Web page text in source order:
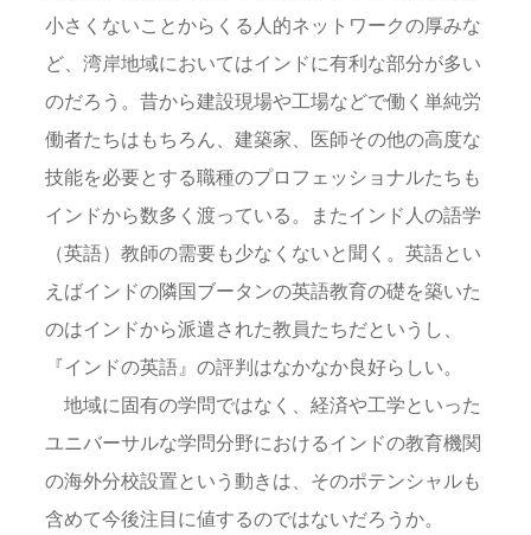
小さくないことからくる人的ネットワークの厚みな
ど、湾岸地域においてはインドに有利な部分が多い
のだろう。昔から建設現場や工場などで働く単純労
働者たちはもちろん、建築家、医師その他の高度な
技能を必要とする職種のプロフェッショナルたちも
インドから数多く渡っている。またインド人の語学
（英語）教師の需要も少なくないと聞く。英語とい
えばインドの隣国ブータンの英語教育の礎を築いた
のはインドから派遣された教員たちだというし、
『インドの英語』の評判はなかなか良好らしい。
地域に固有の学問ではなく、経済や工学といった
ユニバーサルな学問分野におけるインドの教育機関
の海外分校設置という動きは、そのポテンシャルも
含めて今後注目に値するのではないだろうか。